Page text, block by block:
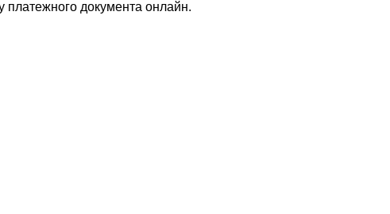
платежного документа онлайн.